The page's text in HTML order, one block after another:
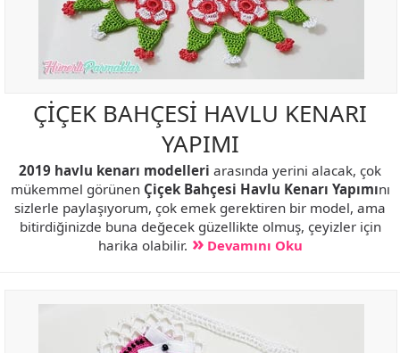
ÇİÇEK BAHÇESİ HAVLU KENARI
YAPIMI
2019 havlu kenarı modelleri arasında yerini alacak, çok
mükemmel görünen Çiçek Bahçesi Havlu Kenarı Yapımını
sizlerle paylaşıyorum, çok emek gerektiren bir model, ama
bitirdiğinizde buna değecek güzellikte olmuş, çeyizler için
harika olabilir.
Devamını Oku